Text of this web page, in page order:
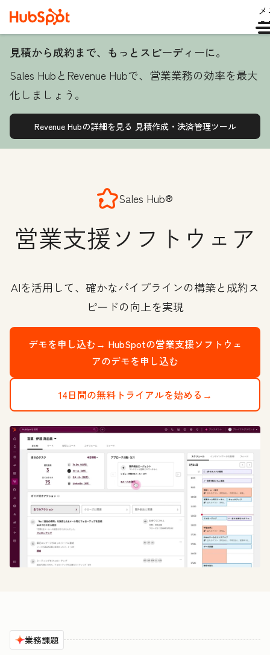
見積から成約まで、もっとスピーディーに。
Sales HubとRevenue Hubで、営業業務の効率を最大
化しましょう。
Revenue Hubの詳細を見る 見積作成・決済管理ツール
Sales Hub®
営業支援ソフトウェア
AIを活用して、確かなパイプラインの構築と成約ス
ピードの向上を実現
デモを申し込む→ HubSpotの営業支援ソフトウェ
アのデモを申し込む
14日間の無料トライアルを始める→
業務課題